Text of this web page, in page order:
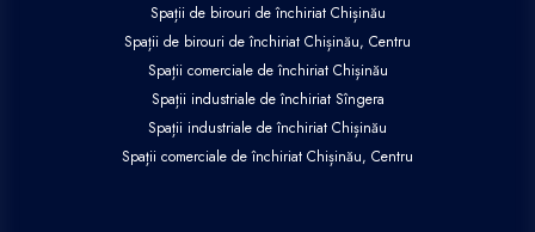
Spații de birouri de închiriat Chișinău
Spații de birouri de închiriat Chișinău, Centru
Spații comerciale de închiriat Chișinău
Spații industriale de închiriat Sîngera
Spații industriale de închiriat Chișinău
Spații comerciale de închiriat Chișinău, Centru